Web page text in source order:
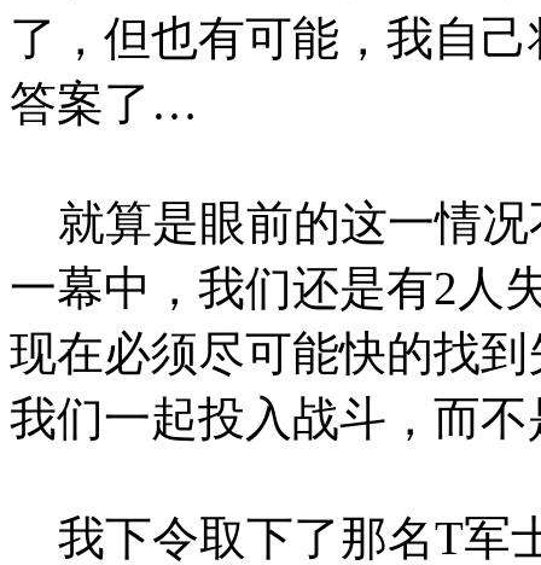
了，但也有可能，我自
答案了…
就算是眼前的这一情况
一幕中，我们还是有2人
现在必须尽可能快的找
我们一起投入战斗，而
我下令取下了那名T军